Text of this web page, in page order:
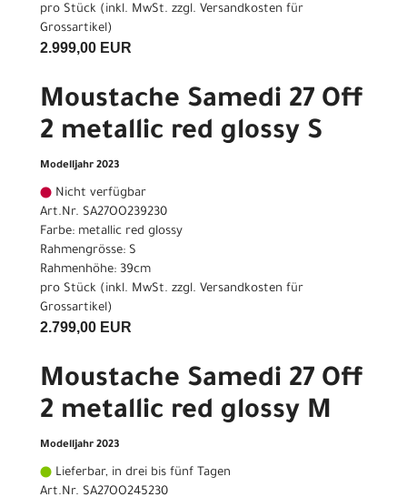
pro Stück (inkl. MwSt. zzgl. Versandkosten für
Grossartikel)
2.999,00 EUR
Moustache Samedi 27 Off
2 metallic red glossy S
Modelljahr 2023
Nicht verfügbar
Art.Nr. SA27OO239230
Farbe: metallic red glossy
Rahmengrösse: S
Rahmenhöhe: 39cm
pro Stück (inkl. MwSt. zzgl. Versandkosten für
Grossartikel)
2.799,00 EUR
Moustache Samedi 27 Off
2 metallic red glossy M
Modelljahr 2023
Lieferbar, in drei bis fünf Tagen
Art.Nr. SA27OO245230